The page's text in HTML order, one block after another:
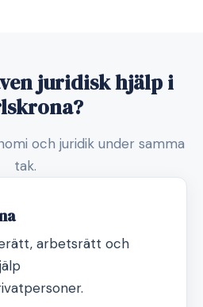
juridisk hjälp i
och juridik under samma
tak.
arbetsrätt och